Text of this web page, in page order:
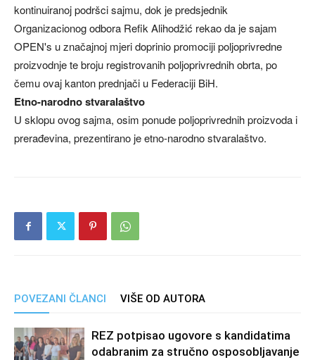
kontinuiranoj podršci sajmu, dok je predsjednik
Organizacionog odbora Refik Alihodžić rekao da je sajam
OPEN's u značajnoj mjeri doprinio promociji poljoprivredne
proizvodnje te broju registrovanih poljoprivrednih obrta, po
čemu ovaj kanton prednjači u Federaciji BiH.
Etno-narodno stvaralaštvo
U sklopu ovog sajma, osim ponude poljoprivrednih proizvoda i
prerađevina, prezentirano je etno-narodno stvaralaštvo.
POVEZANI ČLANCI VIŠE OD AUTORA
REZ potpisao ugovore s kandidatima
odabranim za stručno osposobljavanje